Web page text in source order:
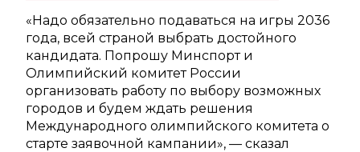
«Надо обязательно подаваться на игры 2036
года, всей страной выбрать достойного
кандидата. Попрошу Минспорт и
Олимпийский комитет России
организовать работу по выбору возможных
городов и будем ждать решения
Международного олимпийского комитета о
старте заявочной кампании», — сказал